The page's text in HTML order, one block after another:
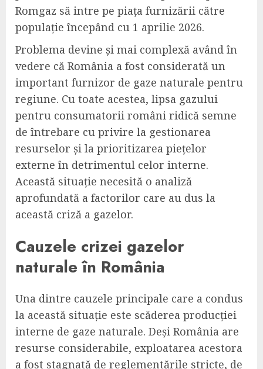
Romgaz să intre pe piața furnizării către
populație începând cu 1 aprilie 2026.
Problema devine și mai complexă având în
vedere că România a fost considerată un
important furnizor de gaze naturale pentru
regiune. Cu toate acestea, lipsa gazului
pentru consumatorii români ridică semne
de întrebare cu privire la gestionarea
resurselor și la prioritizarea piețelor
externe în detrimentul celor interne.
Această situație necesită o analiză
aprofundată a factorilor care au dus la
această criză a gazelor.
Cauzele crizei gazelor
naturale în România
Una dintre cauzele principale care a condus
la această situație este scăderea producției
interne de gaze naturale. Deși România are
resurse considerabile, exploatarea acestora
a fost stagnată de reglementările stricte, de